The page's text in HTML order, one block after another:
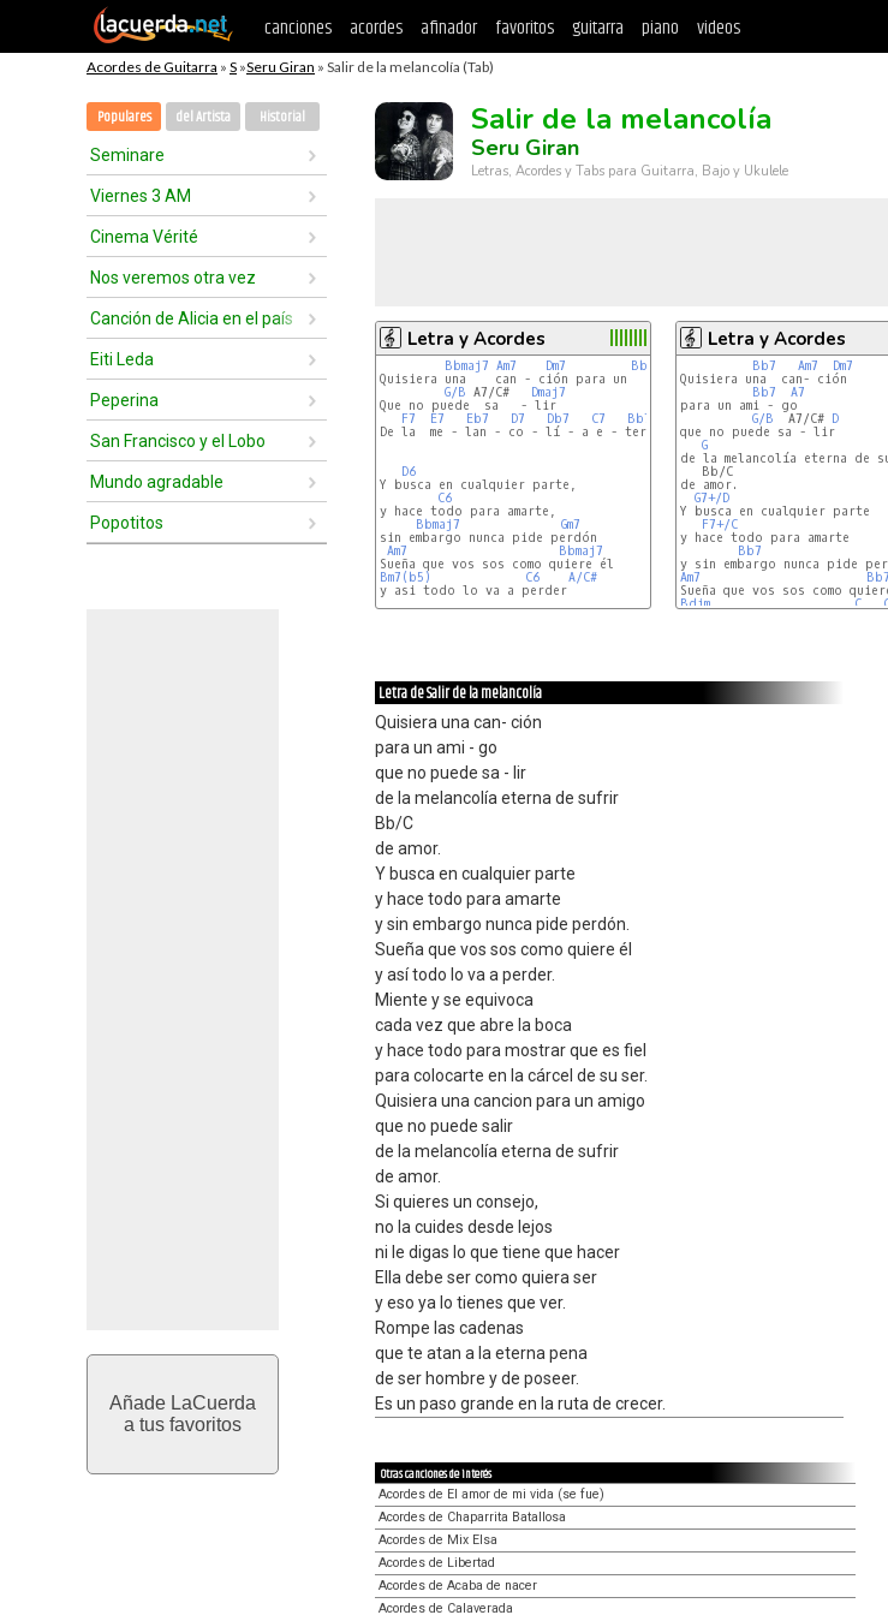
canciones acordes afinador favoritos guitarra piano videos
Acordes de Guitarra » S »Seru Giran » Salir de la melancolía (Tab)
Populares del Artista Historial
Seminare
Viernes 3 AM
Cinema Vérité
Nos veremos otra vez
Canción de Alicia en el país
Eiti Leda
Peperina
San Francisco y el Lobo
Mundo agradable
Popotitos
Añade LaCuerda
a tus favoritos
Salir de la melancolía
Seru Giran
Letras, Acordes y Tabs para Guitarra, Bajo y Ukulele
Letra y Acordes
Bbmaj7 Am7 Dm7 Bbmaj7
Quisiera una    can - ción para un   ami  -  go
G/B A7/C# Dmaj7
Que no puede  sa   - lir
F7
E7 Eb7 D7 Db7 C7 Bb7 B7 G7
C7/9
De la  me - lan - co - lí - a e - ter - na de sufrir de amor
D6
Y busca en cualquier parte,
C6
y hace todo para amarte,
Bbmaj7
Gm7
sin embargo nunca pide perdón
Am7
Bbmaj7
Bm7(b5)
C6
A/C#
y asi todo lo va a perder
Letra y Acordes
Bb7 Am7
Dm7
Quisiera una  can- ción
Bb7
A7
para un ami - go
G/B
  A7/C#
D
que no puede sa - lir
G
de la melancolía eterna de
   Bb/C
de amor.
G7+/D
Y busca en cualquier parte
F7+/C
y hace todo para amarte
Bb7
Am7
Bdim
C
Letra de Salir de la melancolía
Quisiera una can- ción
para un ami - go
que no puede sa - lir
de la melancolía eterna de sufrir
Bb/C
de amor.
Y busca en cualquier parte
y hace todo para amarte
y sin embargo nunca pide perdón.
Sueña que vos sos como quiere él
y así todo lo va a perder.
Miente y se equivoca
cada vez que abre la boca
y hace todo para mostrar que es fiel
para colocarte en la cárcel de su ser.
Quisiera una cancion para un amigo
que no puede salir
de la melancolía eterna de sufrir
de amor.
Si quieres un consejo,
no la cuides desde lejos
ni le digas lo que tiene que hacer
Ella debe ser como quiera ser
y eso ya lo tienes que ver.
Rompe las cadenas
que te atan a la eterna pena
de ser hombre y de poseer.
Es un paso grande en la ruta de crecer.
Otras canciones de interés
Acordes de El amor de mi vida (se fue)
Acordes de Chaparrita Batallosa
Acordes de Mix Elsa
Acordes de Libertad
Acordes de Acaba de nacer
Acordes de Calaverada